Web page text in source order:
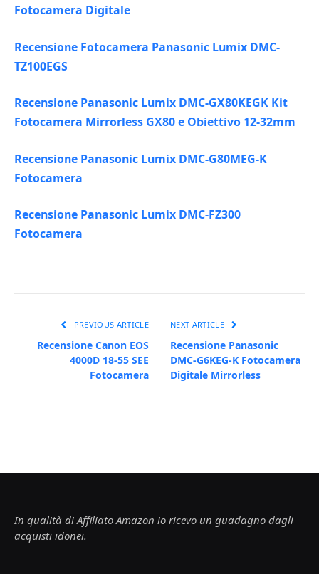
Fotocamera Digitale
Recensione Fotocamera Panasonic Lumix DMC-
TZ100EGS
Recensione Panasonic Lumix DMC-GX80KEGK Kit
Fotocamera Mirrorless GX80 e Obiettivo 12-32mm
Recensione Panasonic Lumix DMC-G80MEG-K
Fotocamera
Recensione Panasonic Lumix DMC-FZ300
Fotocamera
PREVIOUS ARTICLE
Recensione Canon EOS
4000D 18-55 SEE
Fotocamera
NEXT ARTICLE
Recensione Panasonic
DMC-G6KEG-K Fotocamera
Digitale Mirrorless
In qualità di Affiliato Amazon io ricevo un guadagno dagli
acquisti idonei.